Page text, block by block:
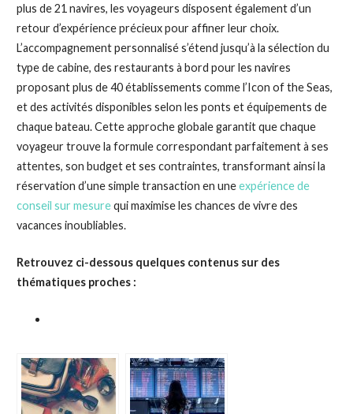
plus de 21 navires, les voyageurs disposent également d’un
retour d’expérience précieux pour affiner leur choix.
L’accompagnement personnalisé s’étend jusqu’à la sélection du
type de cabine, des restaurants à bord pour les navires
proposant plus de 40 établissements comme l’Icon of the Seas,
et des activités disponibles selon les ponts et équipements de
chaque bateau. Cette approche globale garantit que chaque
voyageur trouve la formule correspondant parfaitement à ses
attentes, son budget et ses contraintes, transformant ainsi la
réservation d’une simple transaction en uneexpérience de
conseil sur mesurequi maximise les chances de vivre des
vacances inoubliables.
Retrouvez ci-dessous quelques contenus sur des
thématiques proches :